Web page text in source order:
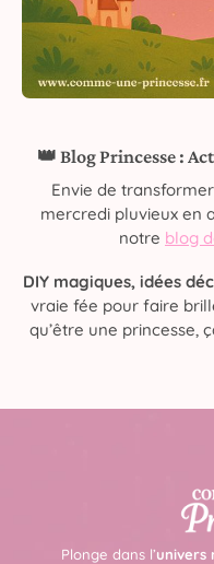
👑 Blog Princesse :
Envie de
mercredi pluvieux en
notre blog
DIY magiques, idées
vraie fée pour faire
qu’être une princesse,
Plonge dans l’univers